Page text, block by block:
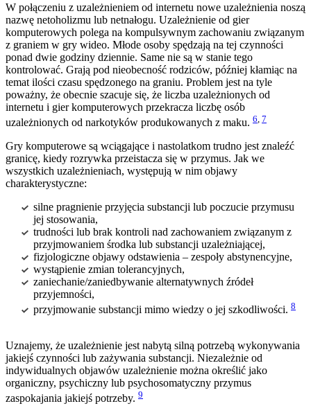
W połączeniu z uzależnieniem od internetu nowe uzależnienia noszą
nazwę netoholizmu lub netnałogu. Uzależnienie od gier
komputerowych polega na kompulsywnym zachowaniu związanym
z graniem w gry wideo. Młode osoby spędzają na tej czynności
ponad dwie godziny dziennie. Same nie są w stanie tego
kontrolować. Grają pod nieobecność rodziców, później kłamiąc na
temat ilości czasu spędzonego na graniu. Problem jest na tyle
poważny, że obecnie szacuje się, że liczba uzależnionych od
internetu i gier komputerowych przekracza liczbę osób
uzależnionych od narkotyków produkowanych z maku. 6 7
Gry komputerowe są wciągające i nastolatkom trudno jest znaleźć
granicę, kiedy rozrywka przeistacza się w przymus. Jak we
wszystkich uzależnieniach, występują w nim objawy
charakterystyczne:
silne pragnienie przyjęcia substancji lub poczucie przymusu
jej stosowania,
trudności lub brak kontroli nad zachowaniem związanym z
przyjmowaniem środka lub substancji uzależniającej,
fizjologiczne objawy odstawienia – zespoły abstynencyjne,
wystąpienie zmian tolerancyjnych,
zaniechanie/zaniedbywanie alternatywnych źródeł
przyjemności,
przyjmowanie substancji mimo wiedzy o jej szkodliwości. 8
Uznajemy, że uzależnienie jest nabytą silną potrzebą wykonywania
jakiejś czynności lub zażywania substancji. Niezależnie od
indywidualnych objawów uzależnienie można określić jako
organiczny, psychiczny lub psychosomatyczny przymus
zaspokajania jakiejś potrzeby. 9